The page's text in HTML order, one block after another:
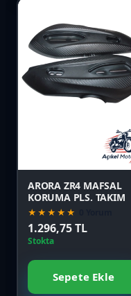
Favori
ARORA ZR4 MAFSAL
KORUMA PLS. TAKIM
★★★★★
1.296,75 TL
Stokta
Sepete Ekle